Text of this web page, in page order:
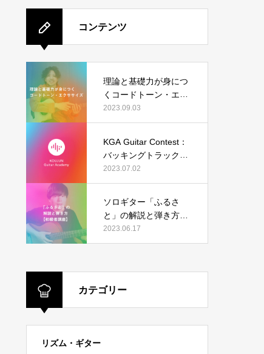
コンテンツ
理論と基礎力が身につ
くコードトーン・エク
ササイズ
2023.09.03
KGA Guitar Contest：
バッキングトラック（I
sn’t She Lovely）の結
果発表
2023.07.02
ソロギター「ふるさ
と」の解説と弾き方
【初級者講座】
2023.06.17
カテゴリー
リズム・ギター